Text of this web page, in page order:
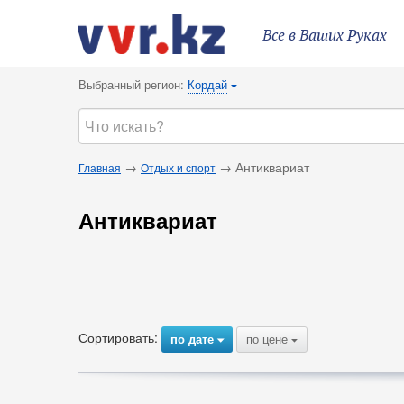
Все в Ваших Руках
Выбранный регион: Кордай {
Главная → Отдых и спорт → Антиквариат
Антиквариат
Сортировать: по дате{ по цене {